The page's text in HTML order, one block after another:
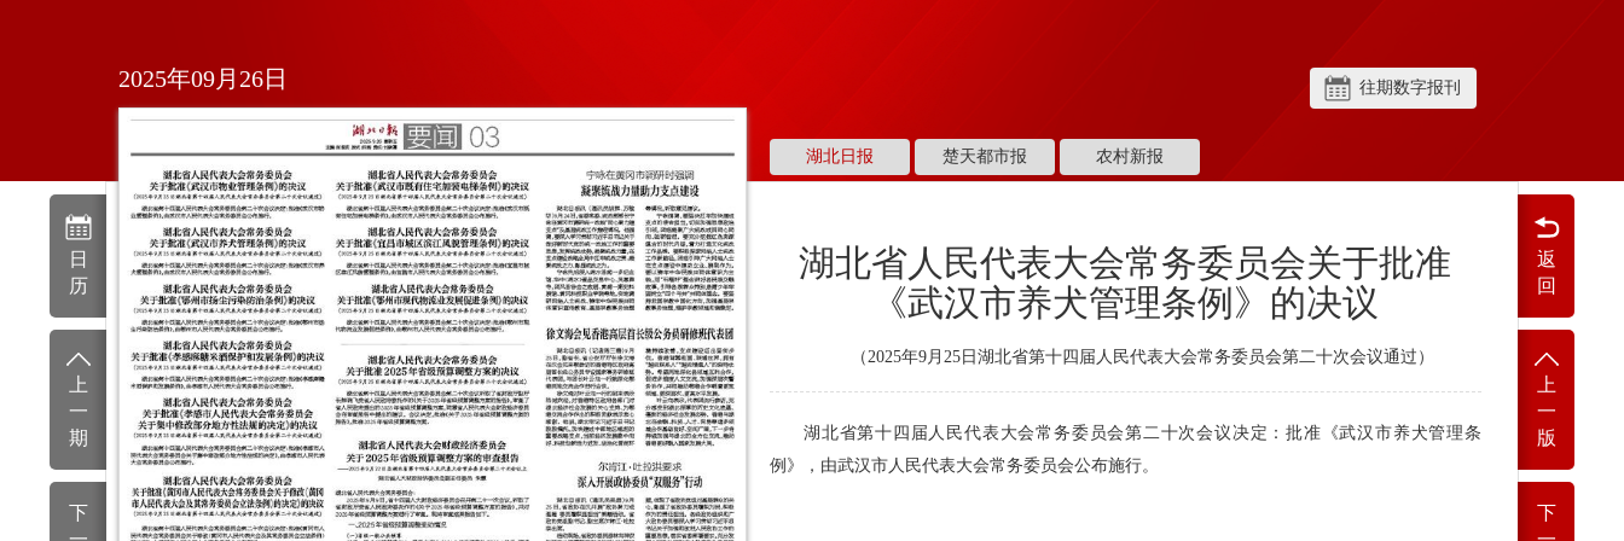
往期数字报刊
日
历
上
一
期
下
返
回
上
一
版
下
2025年09月26日
湖北日报 楚天都市报 农村新报
湖北省人民代表大会常务委员会关于批准
《武汉市养犬管理条例》的决议
（2025年9月25日湖北省第十四届人民代表大会常务委员会第二十次会议通过）
湖北省第十四届人民代表大会常务委员会第二十次会议决定：批准《武汉市养犬管理条
例》，由武汉市人民代表大会常务委员会公布施行。